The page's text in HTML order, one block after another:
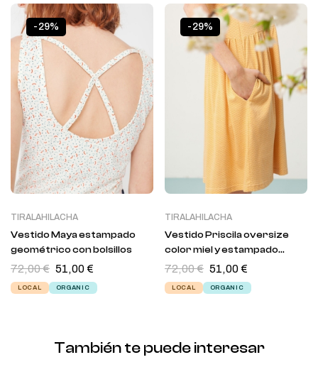
-29%
TIRALAHILACHA
Vestido Maya estampado
geométrico con bolsillos
72,00€ 51,00€
LOCAL ORGANIC
-29%
TIRALAHILACHA
Vestido Priscila oversize
color miel y estampado
japones
72,00€ 51,00€
LOCAL ORGANIC
También te puede interesar